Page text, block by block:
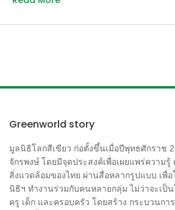
อ.พระประแดง จ.สมุทรปราการ ในวันที่
เลื้อยคลาน สัตว์สะเทินน้ำสะเทินบก และ
Greenworld story
มูลนิธิโลกสีเขียว ก่อตั้งขึ้นเมื่อปีพุทธศักราช
จักรพงษ์ โดยมีจุดประสงค์เพื่อเผยแพร่ความ
สิ่งแวดล้อมของไทย ผ่านสื่อหลากรูปแบบ เพื่อ
นิธิฯ ทำงานร่วมกับคนหลายกลุ่ม ไม่ว่าจะเป็
ครู เด็ก และครอบครัว โดยสร้าง กระบวนก